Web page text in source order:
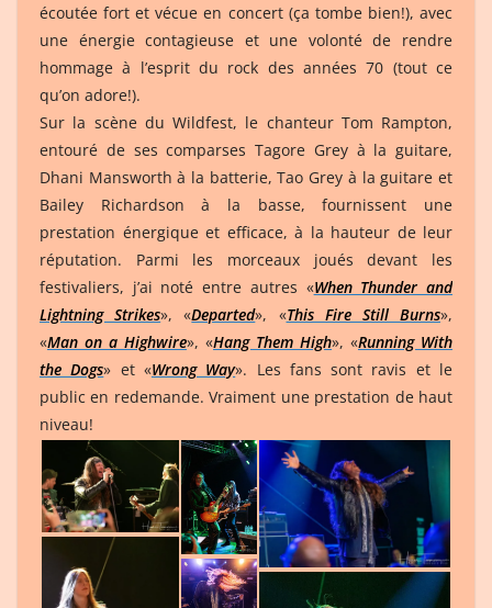
écoutée fort et vécue en concert (ça tombe bien!), avec
une énergie contagieuse et une volonté de rendre
hommage à l’esprit du rock des années 70 (tout ce
qu’on adore!).
Sur la scène du Wildfest, le chanteur Tom Rampton,
entouré de ses comparses Tagore Grey à la guitare,
Dhani Mansworth à la batterie, Tao Grey à la guitare et
Bailey Richardson à la basse, fournissent une
prestation énergique et efficace, à la hauteur de leur
réputation. Parmi les morceaux joués devant les
festivaliers, j’ai noté entre autres «When Thunder and
Lightning Strikes», «Departed», «This Fire Still Burns»,
«Man on a Highwire», «Hang Them High», «Running With
the Dogs» et «Wrong Way». Les fans sont ravis et le
public en redemande. Vraiment une prestation de haut
niveau!